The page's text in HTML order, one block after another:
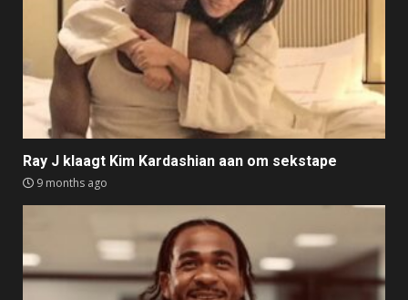
Ray J klaagt Kim Kardashian aan om sekstape
9 months ago